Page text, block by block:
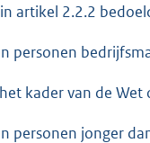
artikel 2.2.2
personen
kader van de
personen jonger